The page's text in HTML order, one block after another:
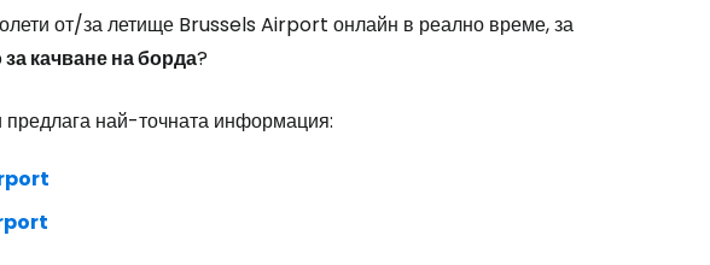
от/за летище Brussels Airport онлайн в реално време, за
качване на борда?
най-точната информация:
в Cestee
на туристите